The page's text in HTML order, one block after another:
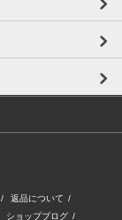
/ 返品について /
ショップブログ /